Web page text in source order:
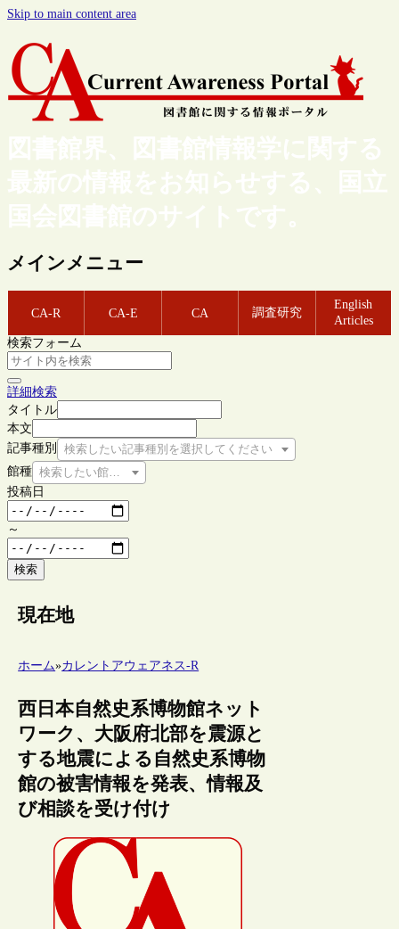
Skip to main content area
図書館界、図書館情報学に関する
最新の情報をお知らせする、国立
国会図書館のサイトです。
メインメニュー
CA-R CA-E CA 調査研究
English
Articles
検索フォーム
詳細検索
タイトル
本文
記事種別
検索したい記事種別を選択してください
館種 検索したい館種を選択してください
投稿日
～
検索
現在地
ホーム»カレントアウェアネス-R
西日本自然史系博物館ネット
ワーク、大阪府北部を震源と
する地震による自然史系博物
館の被害情報を発表、情報及
び相談を受け付け